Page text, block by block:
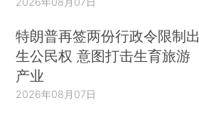
特朗普再签两份行政令限制出
生公民权 意图打击生育旅游
产业
2026年08月07日